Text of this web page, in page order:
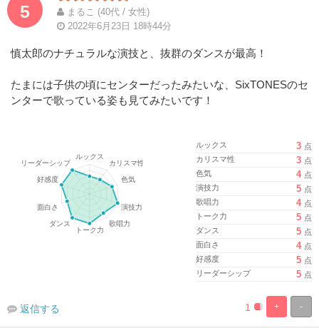
5
まるこ (40代 / 女性)
2022年6月23日 18時44分
慎太郎のナチュラルな演技と、抜群のダンスが最高！
たまには子供の頃にセンターだったみたいな、SixTONESのセ
ンターで歌っている姿も見てみたいです！
ルックス 3 点
カリスマ性
3 点
色気
4 点
演技力
5 点
歌唱力
4 点
トーク力
5 点
ダンス
5 点
面白さ
4 点
好感度
5 点
リーダーシップ
5 点
-
+
%100%
1
返信する